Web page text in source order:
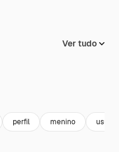
Ver tudo
perfil menino